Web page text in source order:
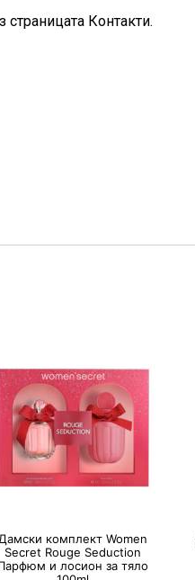
Контакти.
Дамски комплект Women
Secret Rouge Seduction
и лосион за тяло